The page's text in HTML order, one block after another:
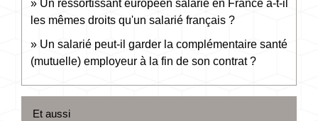
Un ressortissant européen salarié en France a-t-il
les mêmes droits qu'un salarié français ?
Un salarié peut-il garder la complémentaire santé
(mutuelle) employeur à la fin de son contrat ?
Et aussi